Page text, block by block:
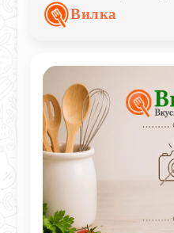
семейного обеда.
Вилка